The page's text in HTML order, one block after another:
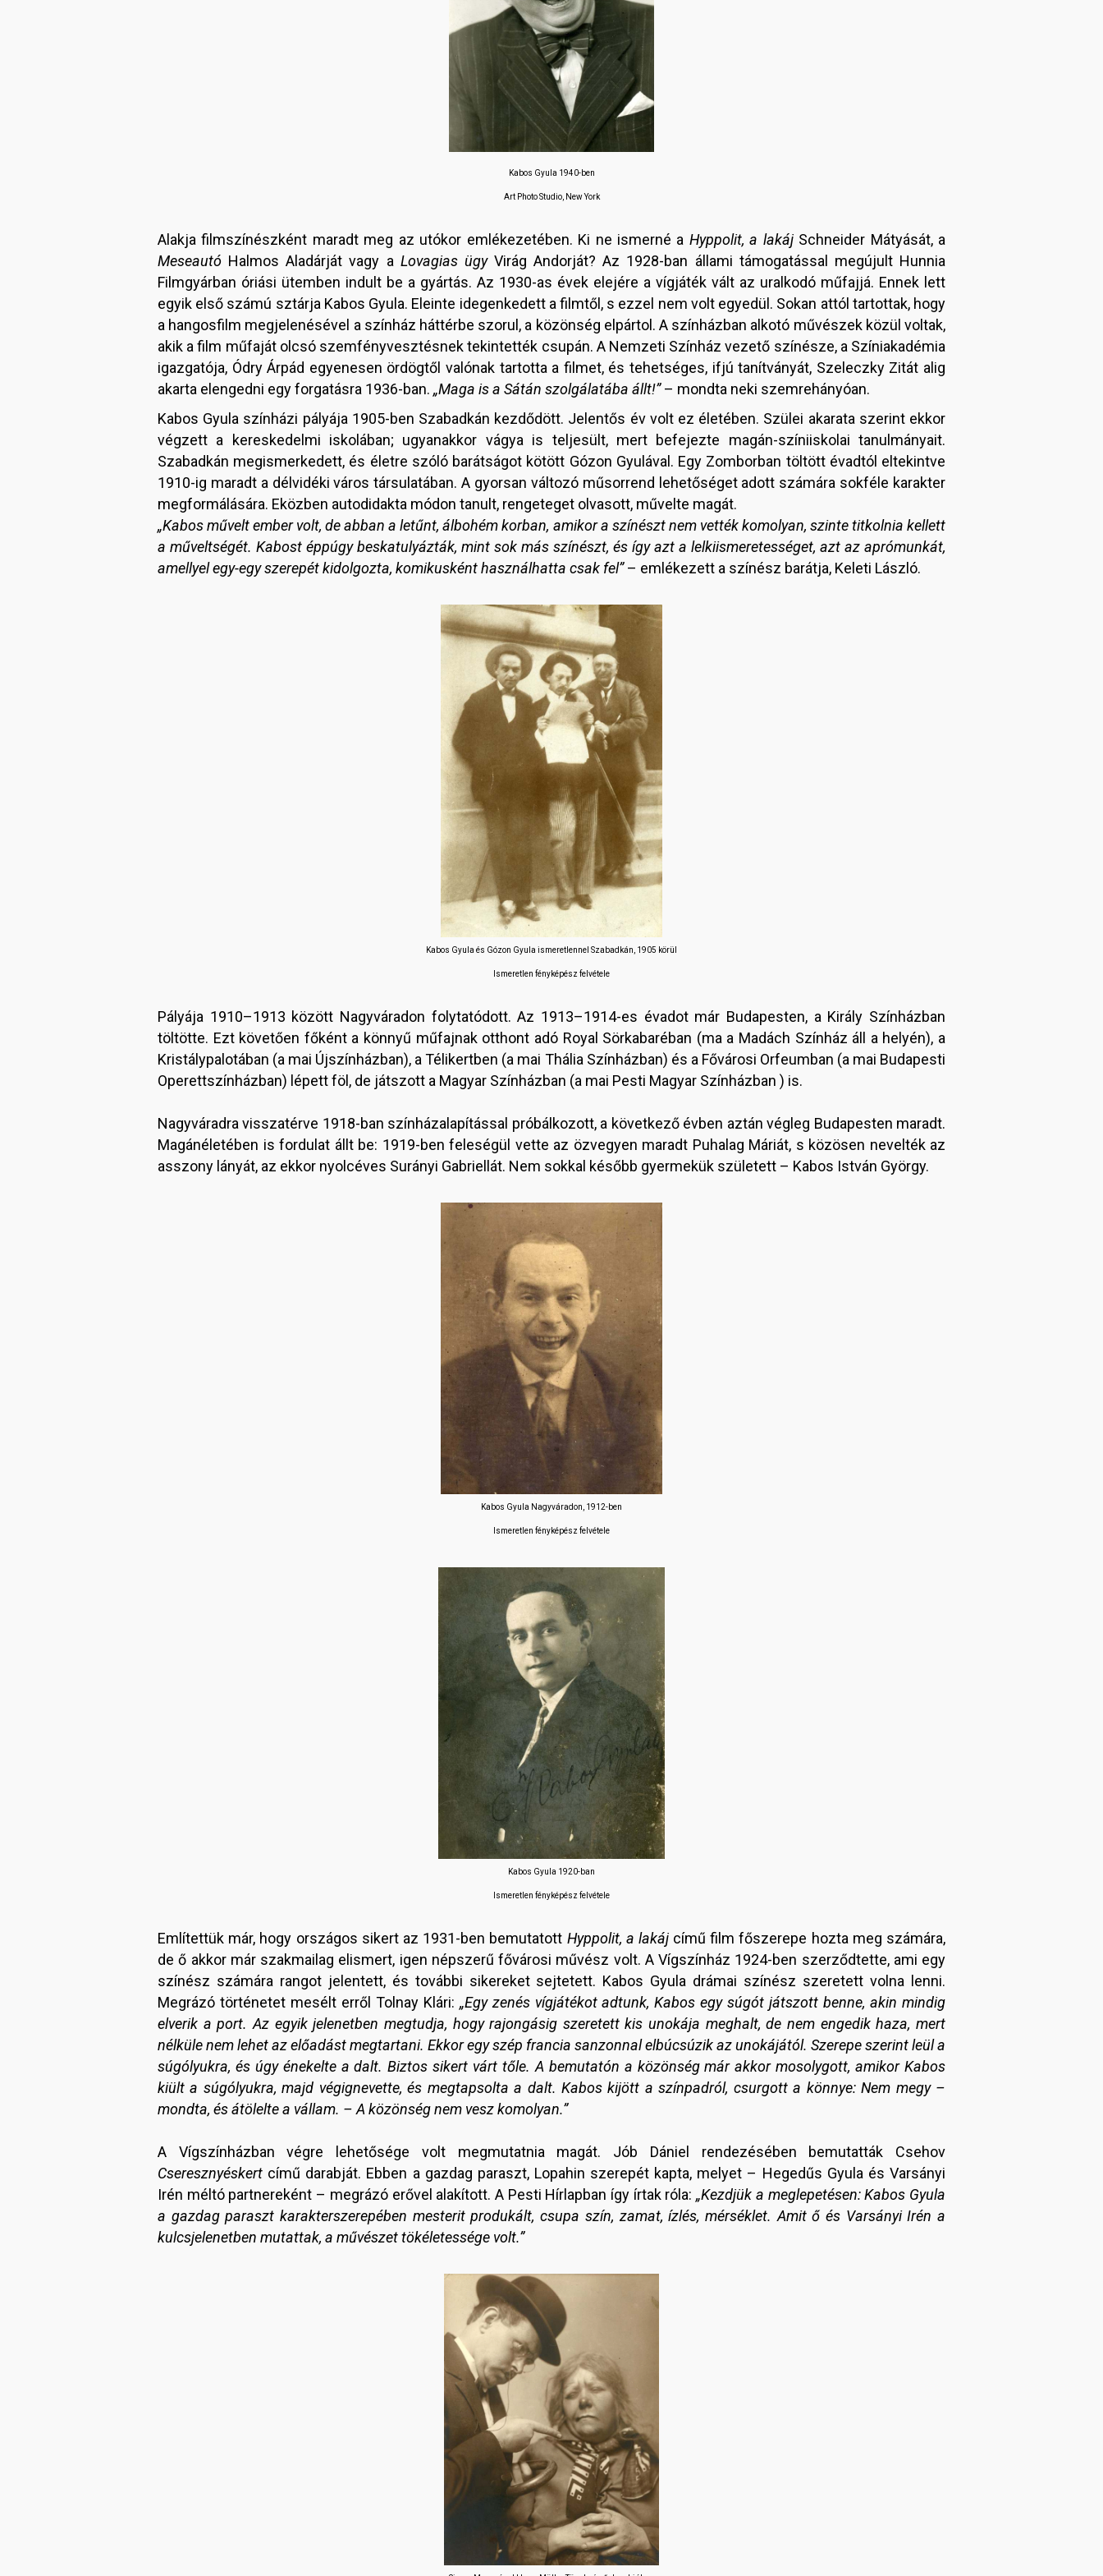
Kabos Gyula 1940-ben
Art Photo Studio, New York
Alakja filmszínészként maradt meg az utókor emlékezetében. Ki ne ismerné a Hyppolit, a lakájSchneider Mátyását, a
Meseautó Halmos Aladárját vagy a Lovagias ügyVirág Andorját? Az 1928-ban állami támogatással megújult Hunnia
Filmgyárban óriási ütemben indult be a gyártás. Az 1930-as évek elejére a vígjáték vált az uralkodó műfajjá. Ennek lett
egyik első számú sztárja Kabos Gyula. Eleinte idegenkedett a filmtől, s ezzel nem volt egyedül. Sokan attól tartottak, hogy
a hangosfilm megjelenésével a színház háttérbe szorul, a közönség elpártol. A színházban alkotó művészek közül voltak,
akik a film műfaját olcsó szemfényvesztésnek tekintették csupán. A Nemzeti Színház vezető színésze, a Színiakadémia
igazgatója, Ódry Árpád egyenesen ördögtől valónak tartotta a filmet, és tehetséges, ifjú tanítványát, Szeleczky Zitát alig
akarta elengedni egy forgatásra 1936-ban. „Maga is a Sátán szolgálatába állt!”– mondta neki szemrehányóan.
Kabos Gyula színházi pályája 1905-ben Szabadkán kezdődött. Jelentős év volt ez életében. Szülei akarata szerint ekkor
végzett a kereskedelmi iskolában; ugyanakkor vágya is teljesült, mert befejezte magán-színiiskolai tanulmányait.
Szabadkán megismerkedett, és életre szóló barátságot kötött Gózon Gyulával. Egy Zomborban töltött évadtól eltekintve
1910-ig maradt a délvidéki város társulatában. A gyorsan változó műsorrend lehetőséget adott számára sokféle karakter
megformálására. Eközben autodidakta módon tanult, rengeteget olvasott, művelte magát.
„Kabos művelt ember volt, de abban a letűnt, álbohém korban, amikor a színészt nem vették komolyan, szinte titkolnia kellett
a műveltségét. Kabost éppúgy beskatulyázták, mint sok más színészt, és így azt a lelkiismeretességet, azt az aprómunkát,
amellyel egy-egy szerepét kidolgozta, komikusként használhatta csak fel”– emlékezett a színész barátja, Keleti László.
Kabos Gyula és Gózon Gyula ismeretlennel Szabadkán, 1905 körül
Ismeretlen fényképész felvétele
Pályája 1910–1913 között Nagyváradon folytatódott. Az 1913–1914-es évadot már Budapesten, a Király Színházban
töltötte. Ezt követően főként a könnyű műfajnak otthont adó Royal Sörkabaréban (ma a Madách Színház áll a helyén), a
Kristálypalotában (a mai Újszínházban), a Télikertben (a mai Thália Színházban) és a Fővárosi Orfeumban (a mai Budapesti
Operettszínházban) lépett föl, de játszott a Magyar Színházban (a mai Pesti Magyar Színházban ) is.
Nagyváradra visszatérve 1918-ban színházalapítással próbálkozott, a következő évben aztán végleg Budapesten maradt.
Magánéletében is fordulat állt be: 1919-ben feleségül vette az özvegyen maradt Puhalag Máriát, s közösen nevelték az
asszony lányát, az ekkor nyolcéves Surányi Gabriellát. Nem sokkal később gyermekük született – Kabos István György.
Kabos Gyula Nagyváradon, 1912-ben
Ismeretlen fényképész felvétele
Kabos Gyula 1920-ban
Ismeretlen fényképész felvétele
Említettük már, hogy országos sikert az 1931-ben bemutatott Hyppolit, a lakáj című film főszerepe hozta meg számára,
de ő akkor már szakmailag elismert, igen népszerű fővárosi művész volt. A Vígszínház 1924-ben szerződtette, ami egy
színész számára rangot jelentett, és további sikereket sejtetett. Kabos Gyula drámai színész szeretett volna lenni.
Megrázó történetet mesélt erről Tolnay Klári: „Egy zenés vígjátékot adtunk, Kabos egy súgót játszott benne, akin mindig
elverik a port. Az egyik jelenetben megtudja, hogy rajongásig szeretett kis unokája meghalt, de nem engedik haza, mert
nélküle nem lehet az előadást megtartani. Ekkor egy szép francia sanzonnal elbúcsúzik az unokájától. Szerepe szerint leül a
súgólyukra, és úgy énekelte a dalt. Biztos sikert várt tőle. A bemutatón a közönség már akkor mosolygott, amikor Kabos
kiült a súgólyukra, majd végignevette, és megtapsolta a dalt. Kabos kijött a színpadról, csurgott a könnye: Nem megy –
mondta, és átölelte a vállam. – A közönség nem vesz komolyan.”
A Vígszínházban végre lehetősége volt megmutatnia magát. Jób Dániel rendezésében bemutatták Csehov
Cseresznyéskert című darabját. Ebben a gazdag paraszt, Lopahin szerepét kapta, melyet – Hegedűs Gyula és Varsányi
Irén méltó partnereként – megrázó erővel alakított. A Pesti Hírlapban így írtak róla:„Kezdjük a meglepetésen: Kabos Gyula
a gazdag paraszt karakterszerepében mesterit produkált, csupa szín, zamat, ízlés, mérséklet. Amit ő és Varsányi Irén a
kulcsjelenetben mutattak, a művészet tökéletessége volt.”